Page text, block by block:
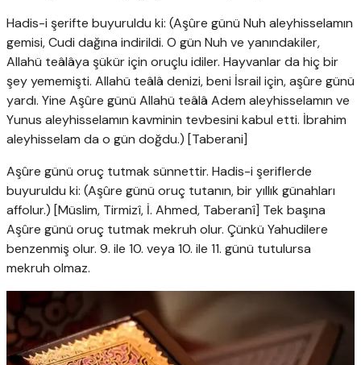
Hadis-i şerifte buyuruldu ki: (Aşûre günü Nuh aleyhisselamın
gemisi, Cudi dağına indirildi. O gün Nuh ve yanındakiler,
Allahü teâlâya şükür için oruçlu idiler. Hayvanlar da hiç bir
şey yememişti. Allahü teâlâ denizi, beni İsrail için, aşûre günü
yardı. Yine Aşûre günü Allahü teâlâ Adem aleyhisselamın ve
Yunus aleyhisselamın kavminin tevbesini kabul etti. İbrahim
aleyhisselam da o gün doğdu.) [Taberani]
Aşûre günü oruç tutmak sünnettir. Hadis-i şeriflerde
buyuruldu ki: (Aşûre günü oruç tutanın, bir yıllık günahları
affolur.) [Müslim, Tirmizî, İ. Ahmed, Taberanî] Tek başına
Aşûre günü oruç tutmak mekruh olur. Çünkü Yahudilere
benzenmiş olur. 9. ile 10. veya 10. ile 11. günü tutulursa
mekruh olmaz.